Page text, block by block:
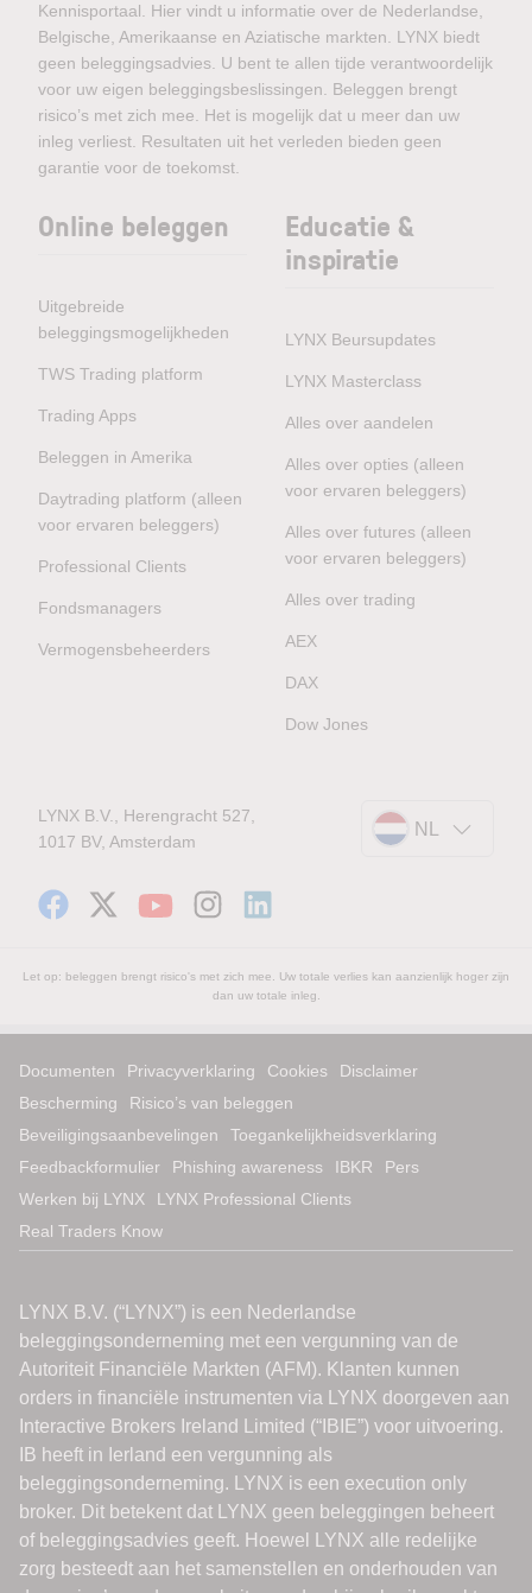
Kennisportaal. Hier vindt u informatie over de Nederlandse,
Belgische, Amerikaanse en Aziatische markten. LYNX biedt
geen beleggingsadvies. U bent te allen tijde verantwoordelijk
voor uw eigen beleggingsbeslissingen. Beleggen brengt
risico’s met zich mee. Het is mogelijk dat u meer dan uw
inleg verliest. Resultaten uit het verleden bieden geen
garantie voor de toekomst.
Online beleggen
Uitgebreide
beleggingsmogelijkheden
TWS Trading platform
Trading Apps
Beleggen in Amerika
Daytrading platform (alleen
voor ervaren beleggers)
Professional Clients
Fondsmanagers
Vermogensbeheerders
Educatie &
inspiratie
LYNX Beursupdates
LYNX Masterclass
Alles over aandelen
Alles over opties (alleen
voor ervaren beleggers)
Alles over futures (alleen
voor ervaren beleggers)
Alles over trading
AEX
DAX
Dow Jones
LYNX B.V., Herengracht 527,
1017 BV, Amsterdam
NL
Let op: beleggen brengt risico's met zich mee. Uw totale verlies kan aanzienlijk hoger zijn
dan uw totale inleg.
Documenten Privacyverklaring Cookies
Disclaimer
Bescherming
Risico’s van beleggen
Beveiligingsaanbevelingen
Toegankelijkheidsverklaring
Feedbackformulier
Phishing awareness IBKR
Pers
Werken bij LYNX
LYNX Professional Clients
Real Traders Know